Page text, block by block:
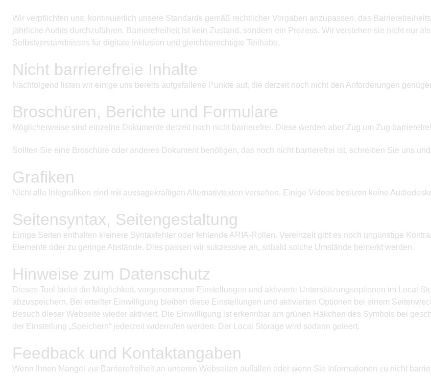
Wir verpflichten uns, kontinuierlich unsere Standards gemäß rechtlicher Vorgaben anzupassen, das
jährliche Audits durchzuführen. Barrierefreiheit ist kein Zustand, sondern ein Prozess. Wir verstehen sie nicht nur
Selbstverständnisses für digitale Inklusion und gleichberechtigte Teilhabe.
Nicht barrierefreie Inhalte
Nachfolgend listen wir einige uns bereits aufgefallene Punkte auf, die derzeit noch nicht den Anforderungen
Broschüren, Berichte und Formulare
Möglicherweise sind einzelne Dokumente derzeit noch nicht barrierefrei. Diese werden aber Zug um Zug
Sollten Sie eine Broschüre oder anderes Dokument benötigen, das noch nicht barrierefrei ist, schreiben Sie uns
Grafiken
Nicht alle Infografiken sind mit aussagekräftigen Alternativtexten versehen. Einige Videos besitzen keine
Seitensyntax, Seitengestaltung
Einige Seiten enthalten kleinere Syntaxfehler oder fehlende ARIA-Rollen. Vereinzelt gibt es noch ungünstige
Elemente oder zu geringe Abstände. Dies passen wir sukzessive an, sobald solche Umstände bemerkt werden.
Hinweise zum Datenschutz
Dieses Tool bietet die Möglichkeit, vorgenommene Einstellungen und aktivierte Unterstützungsoptionen im Local
abzuspeichern. Bei erteilter Einwilligung bleiben diese Einstellungen und aktivierten Optionen bei einem
Besuch dieser Webseite wieder aktiviert. Die Einwilligung ist erkennbar am grünen Häkchen des Symbols bei
der Einstellung „Speichern“ jederzeit widerrufen werden. Der Local Storage wird sodann geleert.
Feedback und Kontaktangaben
Wenn Ihnen Mängel zur Barrierefreiheit an unseren Webseiten auffallen oder wenn Sie Informationen zu nicht